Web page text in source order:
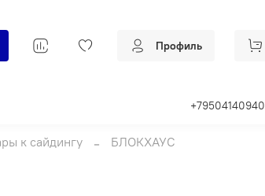
Профиль
+79504140940
к сайдингу БЛОКХАУС